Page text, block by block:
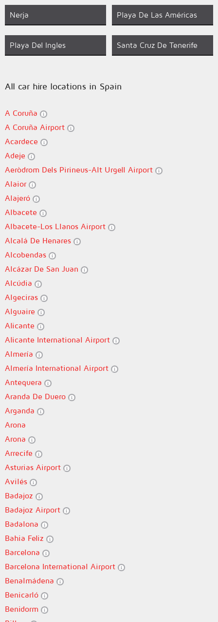
Nerja Playa De Las Américas
Playa Del Ingles Santa Cruz De Tenerife
All car hire locations in Spain
A Coruña
A Coruña Airport
Acardece
Adeje
Aeròdrom Dels Pirineus-Alt Urgell Airport
Alaior
Alajeró
Albacete
Albacete-Los Llanos Airport
Alcalá De Henares
Alcobendas
Alcázar De San Juan
Alcúdia
Algeciras
Alguaire
Alicante
Alicante International Airport
Almería
Almería International Airport
Antequera
Aranda De Duero
Arganda
Arona
Arona
Arrecife
Asturias Airport
Avilés
Badajoz
Badajoz Airport
Badalona
Bahia Feliz
Barcelona
Barcelona International Airport
Benalmádena
Benicarló
Benidorm